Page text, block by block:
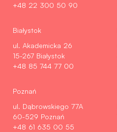
+48 22 300 50 90
Białystok
ul. Akademicka 26
15-267 Białystok
+48 85 744 77 00
Poznań
ul. Dąbrowskiego 77A
60-529 Poznań
+48 61 635 00 55